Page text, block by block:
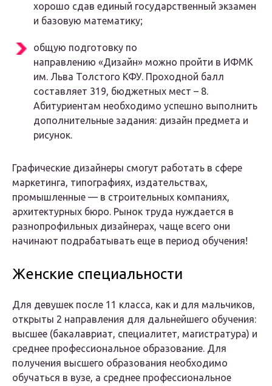
хорошо сдав единый государственный экзамен
и базовую математику;
общую подготовку по
направлению «Дизайн» можно пройти в ИФМК
им. Льва Толстого КФУ. Проходной балл
составляет 319, бюджетных мест – 8.
Абитуриентам необходимо успешно выполнить
дополнительные задания: дизайн предмета и
рисунок.
Графические дизайнеры смогут работать в сфере
маркетинга, типографиях, издательствах,
промышленные — в строительных компаниях,
архитектурных бюро. Рынок труда нуждается в
разнопрофильных дизайнерах, чаще всего они
начинают подрабатывать еще в период обучения!
Женские специальности
Для девушек после 11 класса, как и для мальчиков,
открыты 2 направления для дальнейшего обучения:
высшее (бакалавриат, специалитет, магистратура) и
среднее профессиональное образование. Для
получения высшего образования необходимо
обучаться в вузе, а среднее профессиональное